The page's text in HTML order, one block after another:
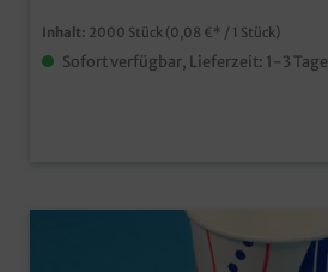
Inhalt: 2000 Stück (0,08 €* / 1 Stück)
Sofort verfügbar, Lieferzeit: 1-3 Tage